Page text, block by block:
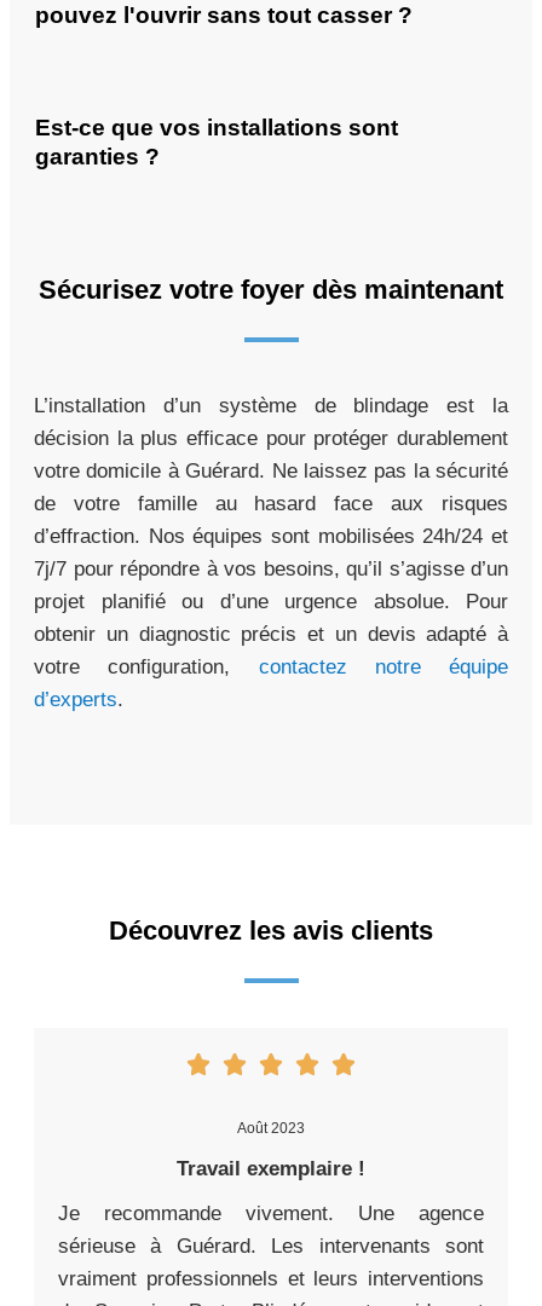
pouvez l'ouvrir sans tout casser ?
Est-ce que vos installations sont
garanties ?
Sécurisez votre foyer dès maintenant
L’installation d’un système de blindage est la
décision la plus efficace pour protéger durablement
votre domicile à Guérard. Ne laissez pas la sécurité
de votre famille au hasard face aux risques
d’effraction. Nos équipes sont mobilisées 24h/24 et
7j/7 pour répondre à vos besoins, qu’il s’agisse d’un
projet planifié ou d’une urgence absolue. Pour
obtenir un diagnostic précis et un devis adapté à
votre configuration, contactez notre équipe
d’experts.
Découvrez les avis clients
Août 2023
Travail exemplaire !
Je recommande vivement. Une agence
sérieuse à Guérard. Les intervenants sont
vraiment professionnels et leurs interventions